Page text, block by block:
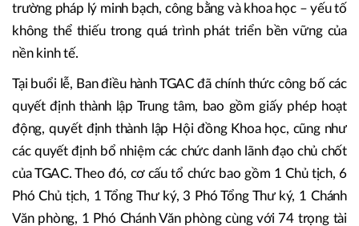
trường pháp lý minh bạch, công bằng và khoa học – yếu tố
không thể thiếu trong quá trình phát triển bền vững của
nền kinh tế.
Tại buổi lễ, Ban điều hành TGAC đã chính thức công bố các
quyết định thành lập Trung tâm, bao gồm giấy phép hoạt
động, quyết định thành lập Hội đồng Khoa học, cũng như
các quyết định bổ nhiệm các chức danh lãnh đạo chủ chốt
của TGAC. Theo đó, cơ cấu tổ chức bao gồm 1 Chủ tịch, 6
Phó Chủ tịch, 1 Tổng Thư ký, 3 Phó Tổng Thư ký, 1 Chánh
Văn phòng, 1 Phó Chánh Văn phòng cùng với 74 trọng tài